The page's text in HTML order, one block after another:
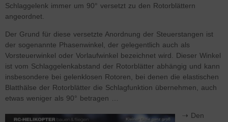
Schlaggelenk immer um 90° versetzt zu den Rotorblättern
angeordnet.
Der Grund für diese versetzte Anordnung der Steuerstangen ist
der sogenannte Phasenwinkel, der gelegentlich auch als
Vorsteuerwinkel oder Vorlaufwinkel bezeichnet wird. Dieser Winkel
ist vom Schlaggelenkabstand der Rotorblätter abhängig und kann
insbesondere bei gelenklosen Rotoren, bei denen die elastischen
Blatthälse der Rotorblätter die Schlagfunktion übernehmen, auch
etwas weniger als 90° betragen …
⇢ Den